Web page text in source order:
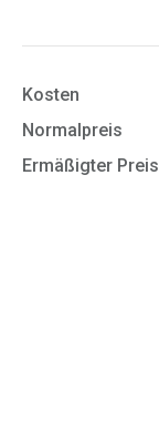
Kosten
Normalpreis
Ermäßigter Preis